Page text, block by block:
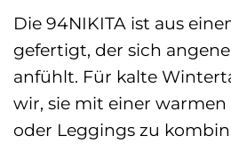
Die 94NIKITA ist aus
gefertigt, der sich
anfühlt. Für kalte
wir, sie mit einer
oder Leggings zu